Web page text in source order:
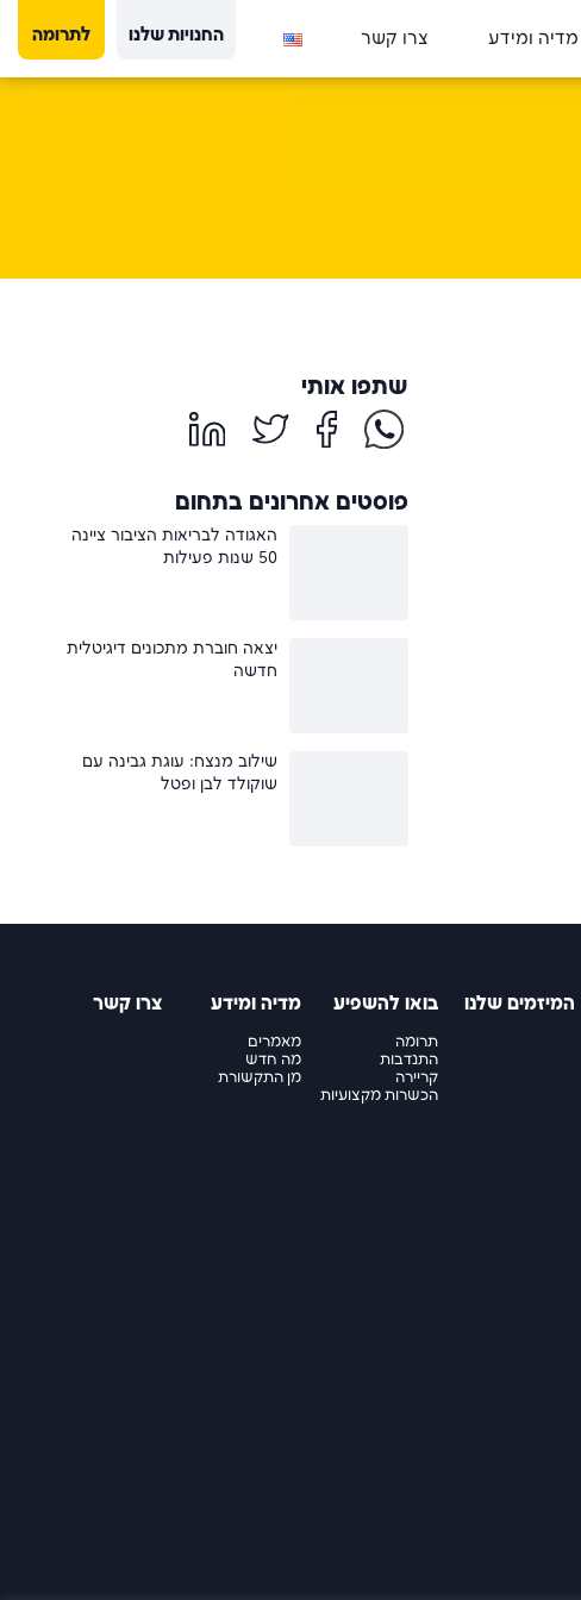
מדיה ומידע צרו קשר החנויות שלנו לתרומה
שתפו אותי
פוסטים אחרונים בתחום
האגודה לבריאות הציבור ציינה
50 שנות פעילות
יצאה חוברת מתכונים דיגיטלית
חדשה
שילוב מנצח: עוגת גבינה עם
שוקולד לבן ופטל
המיזמים שלנו בואו להשפיע
תרומה
התנדבות
קריירה
הכשרות מקצועיות
מדיה ומידע
מאמרים
מה חדש
מן התקשורת
צרו קשר